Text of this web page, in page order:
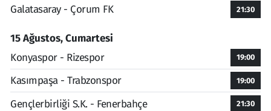
Galatasaray - Çorum FK
21:30
15 Ağustos, Cumartesi
Konyaspor - Rizespor
19:00
Kasımpaşa - Trabzonspor 19:00
Gençlerbirliği S.K. - Fenerbahçe 21:30